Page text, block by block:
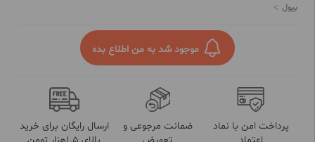
بیول
موجود شد به من اطلاع بده
پرداخت امن با نماد
ضمانت مرجوعی و
ارسال رایگان برای خرید